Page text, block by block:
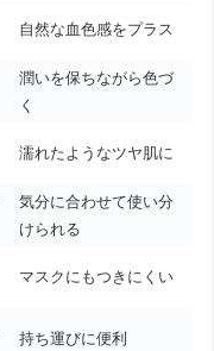
自然な血色感をプラス
潤いを保ちながら色づ
く
濡れたようなツヤ肌に
気分に合わせて使い分
けられる
マスクにもつきにくい
持ち運びに便利